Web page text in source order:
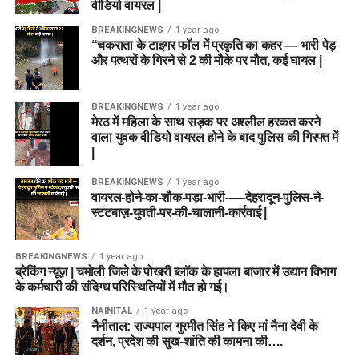
वीडियो वायरल |
BREAKINGNEWS 1 year ago
“चकराता के टाइगर फॉल में प्रकृति का कहर — भारी पेड़
और पत्थरों के गिरने से 2 की मौके पर मौत, कई घायल |
BREAKINGNEWS 1 year ago
मेरठ में महिला के साथ सड़क पर अश्लील हरकत करने
वाला युवक वीडियो वायरल होने के बाद पुलिस की गिरफ्त में
BREAKINGNEWS 1 year ago
वायरल-होने-का-शौक-पड़ा-भारी-—-देहरादून-पुलिस-ने-
स्टंटबाज़-युवती-पर-की-चालानी-कार्रवाई |
BREAKINGNEWS 1 year ago
ब्रेकिंग न्यूज़ | चमोली जिले के पोखरी ब्लॉक के हापला बाजार में उद्यान विभाग
के कर्मचारी की संदिग्ध परिस्थितियों में मौत हो गई।
NAINITAL 1 year ago
नैनीताल: राज्यपाल गुरमीत सिंह ने किए मां नैना देवी के
दर्शन, प्रदेश की सुख-शांति की कामना की….